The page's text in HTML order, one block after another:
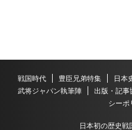
戦国時代 豊臣兄弟特集 日本
武将ジャパン執筆陣
出版・記事
シーポ
日本初の歴史戦